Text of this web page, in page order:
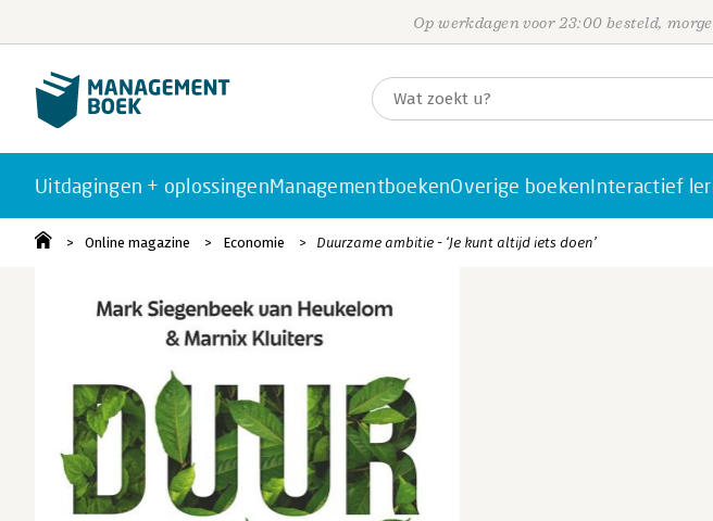
Op werkdagen voor 23:00 besteld,
Uitdagingen + oplossingenManagementboekenOverige boekenInteractief
Online magazine Economie Duurzame ambitie - ‘Je kunt altijd iets doen’